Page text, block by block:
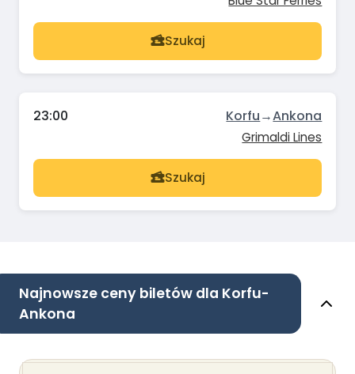
Szukaj
23:00 Korfu→Ankona
Grimaldi Lines
Szukaj
Najnowsze ceny biletów dla Korfu-
Ankona